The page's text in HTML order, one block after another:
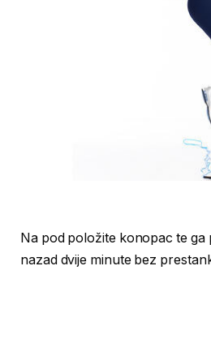
Na pod položite konopac te ga
nazad dvije minute bez